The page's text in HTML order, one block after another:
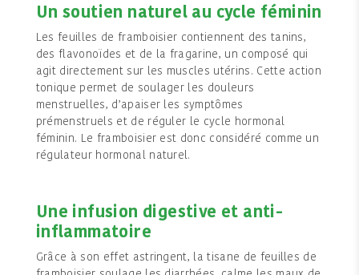
Un soutien naturel au cycle féminin
Les feuilles de framboisier contiennent des tanins,
des flavonoïdes et de la fragarine, un composé qui
agit directement sur les muscles utérins. Cette action
tonique permet de soulager les douleurs
menstruelles, d’apaiser les symptômes
prémenstruels et de réguler le cycle hormonal
féminin. Le framboisier est donc considéré comme un
régulateur hormonal naturel.
Une infusion digestive et anti-
inflammatoire
Grâce à son effet astringent, la tisane de feuilles de